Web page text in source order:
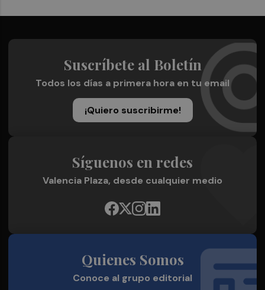
Suscríbete al Boletín
Todos los días a primera hora en tu email
¡Quiero suscribirme!
Síguenos en redes
Valencia Plaza, desde cualquier medio
Quienes Somos
Conoce al grupo editorial